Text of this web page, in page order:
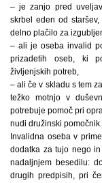
– je zanjo pred
skrbel eden od
delno plačilo za
– ali je oseba invalid
prizadetih oseb, ki
življenjskih potreb,
– ali če v skladu s tem
težko motnjo v
potrebuje pomoč pri
nudi družinski pomočnik.
Invalidna oseba v
dodatka za tujo nego
nadaljnjem besedilu:
drugih predpisih, pri